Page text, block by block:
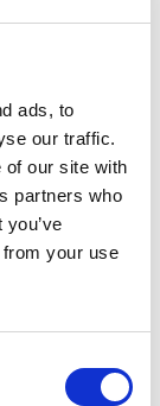
ads, to
our traffic.
of our site with
partners who
your use
stora
lika fint och
det är vad
har gjort att
och